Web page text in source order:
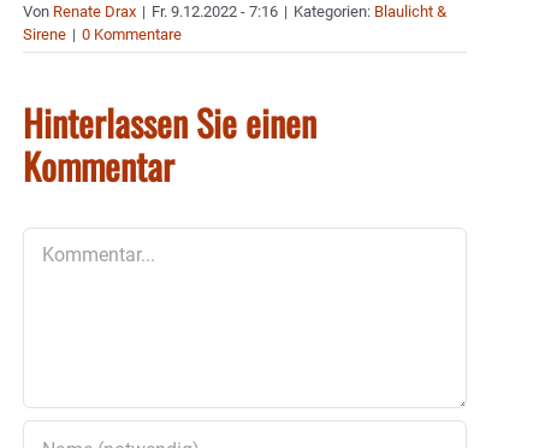
Von Renate Drax | Fr. 9.12.2022 - 7:16 | Kategorien: Blaulicht &
Sirene | 0 Kommentare
Hinterlassen Sie einen
Kommentar